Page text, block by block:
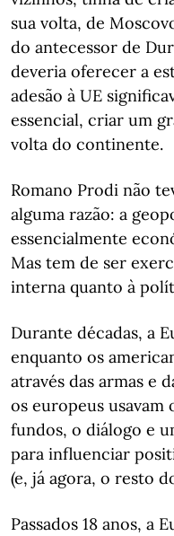
sua volta, de
do antecessor de
deveria oferecer a
adesão à UE
essencial, criar um
volta do continente.
Romano Prodi não
alguma razão: a
essencialmente
Mas tem de ser
interna quanto à
Durante décadas, a
enquanto os
através das armas e
os europeus
fundos, o diálogo e
para influenciar
(e, já agora, o resto
Passados 18 anos, a